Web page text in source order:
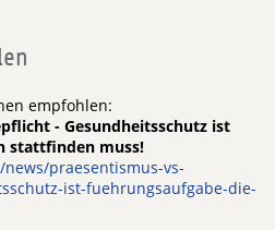
empfohlen:
- Gesundheitsschutz ist
stattfinden muss!
praesentismus-vs-
ist-fuehrungsaufgabe-die-